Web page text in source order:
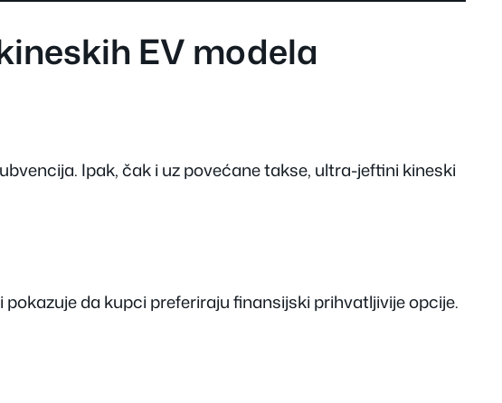
EV modela
Ipak, čak i uz povećane takse, ultra-jeftini kineski
da kupci preferiraju finansijski prihvatljivije opcije.